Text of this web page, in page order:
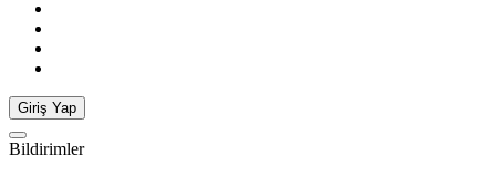
Giriş Yap
Bildirimler